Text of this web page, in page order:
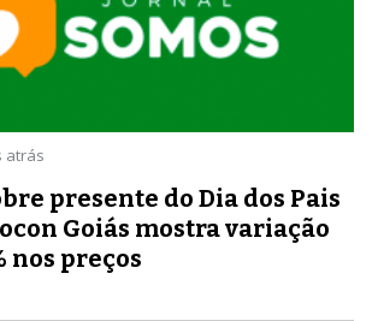
atrás
presente do Dia dos Pais
Goiás mostra variação
nos preços